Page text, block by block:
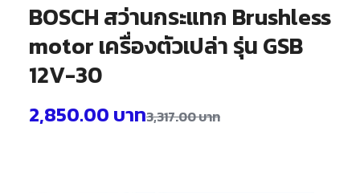
BOSCH สว่านกระแทก Brushless
motor เครื่องตัวเปล่า รุ่น GSB
12V-30
3,317.00บาท
2,850.00 บาท